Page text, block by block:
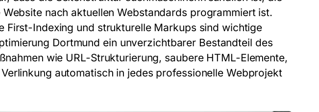
nach aktuellen Webstandards programmiert ist.
First-Indexing und strukturelle Markups sind wichtige
Dortmund ein unverzichtbarer Bestandteil des
wie URL-Strukturierung, saubere HTML-Elemente,
automatisch in jedes professionelle Webprojekt